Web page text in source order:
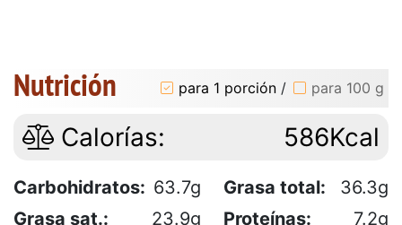
Nutrición para 1 porción / para 100 g
Calorías: 586Kcal
Carbohidratos: 63.7g Grasa total:
36.3g
Grasa sat.:
23.9g Proteínas:
7.2g